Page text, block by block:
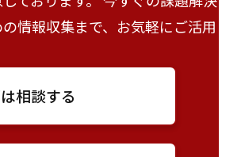
情報収集まで、お気軽にご活用
相談する